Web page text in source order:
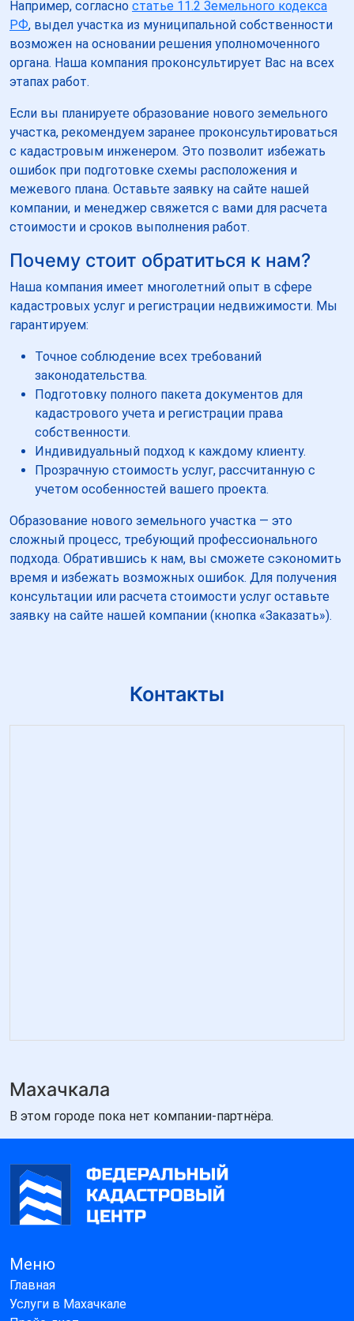
Например, согласно статье 11.2 Земельного кодекса
РФ, выдел участка из муниципальной собственности
возможен на основании решения уполномоченного
органа. Наша компания проконсультирует Вас на всех
этапах работ.
Если вы планируете образование нового земельного
участка, рекомендуем заранее проконсультироваться
с кадастровым инженером. Это позволит избежать
ошибок при подготовке схемы расположения и
межевого плана. Оставьте заявку на сайте нашей
компании, и менеджер свяжется с вами для расчета
стоимости и сроков выполнения работ.
Почему стоит обратиться к нам?
Наша компания имеет многолетний опыт в сфере
кадастровых услуг и регистрации недвижимости. Мы
гарантируем:
Точное соблюдение всех требований
законодательства.
Подготовку полного пакета документов для
кадастрового учета и регистрации права
собственности.
Индивидуальный подход к каждому клиенту.
Прозрачную стоимость услуг, рассчитанную с
учетом особенностей вашего проекта.
Образование нового земельного участка — это
сложный процесс, требующий профессионального
подхода. Обратившись к нам, вы сможете сэкономить
время и избежать возможных ошибок. Для получения
консультации или расчета стоимости услуг оставьте
заявку на сайте нашей компании (кнопка «Заказать»).
Контакты
Махачкала
В этом городе пока нет компании-партнёра.
Меню
Главная
Услуги в Махачкале